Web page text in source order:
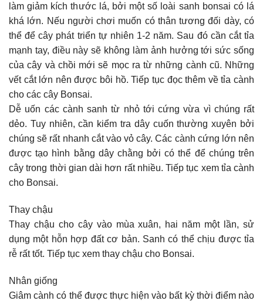
làm giảm kích thước lá, bởi một số loài sanh bonsai có lá
khá lớn. Nếu người chơi muốn có thân tương đối dày, có
thể để cây phát triển tự nhiên 1-2 năm. Sau đó cần cắt tỉa
mạnh tay, điều này sẽ không làm ảnh hưởng tới sức sống
của cây và chồi mới sẽ mọc ra từ những cành cũ. Những
vết cắt lớn nên được bôi hồ. Tiếp tục đọc thêm về tỉa cành
cho các cây Bonsai.
Dễ uốn các cành sanh từ nhỏ tới cứng vừa vì chúng rất
dẻo. Tuy nhiên, cần kiểm tra dây cuốn thường xuyên bởi
chúng sẽ rất nhanh cắt vào vỏ cây. Các cành cứng lớn nên
được tạo hình bằng dây chằng bởi có thể để chúng trên
cây trong thời gian dài hơn rất nhiều. Tiếp tục xem tỉa cành
cho Bonsai.
Thay chậu
Thay chậu cho cây vào mùa xuân, hai năm một lần, sử
dụng một hỗn hợp đất cơ bản. Sanh có thể chịu được tỉa
rễ rất tốt. Tiếp tục xem thay chậu cho Bonsai.
Nhân giống
Giâm cành có thể được thực hiện vào bất kỳ thời điểm nào